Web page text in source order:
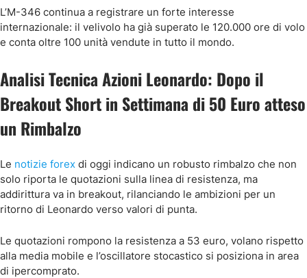
L’M-346 continua a registrare un forte interesse
internazionale: il velivolo ha già superato le 120.000 ore di volo
e conta oltre 100 unità vendute in tutto il mondo.
Analisi Tecnica Azioni Leonardo: Dopo il
Breakout Short in Settimana di 50 Euro atteso
un Rimbalzo
Le notizie forex di oggi indicano un robusto rimbalzo che non
solo riporta le quotazioni sulla linea di resistenza, ma
addirittura va in breakout, rilanciando le ambizioni per un
ritorno di Leonardo verso valori di punta.
Le quotazioni rompono la resistenza a 53 euro, volano rispetto
alla media mobile e l’oscillatore stocastico si posiziona in area
di ipercomprato.